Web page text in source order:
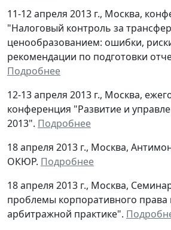
11-12 апреля 2013 г., Москва,
"Налоговый контроль за
ценообразованием: ошибки,
рекомендации по подготовки
Подробнее
12-13 апреля 2013 г., Москва,
конференция "Развитие и
2013". Подробнее
18 апреля 2013 г., Москва,
ОКЮР. Подробнее
18 апреля 2013 г., Москва,
проблемы корпоративного права
арбитражной практике".